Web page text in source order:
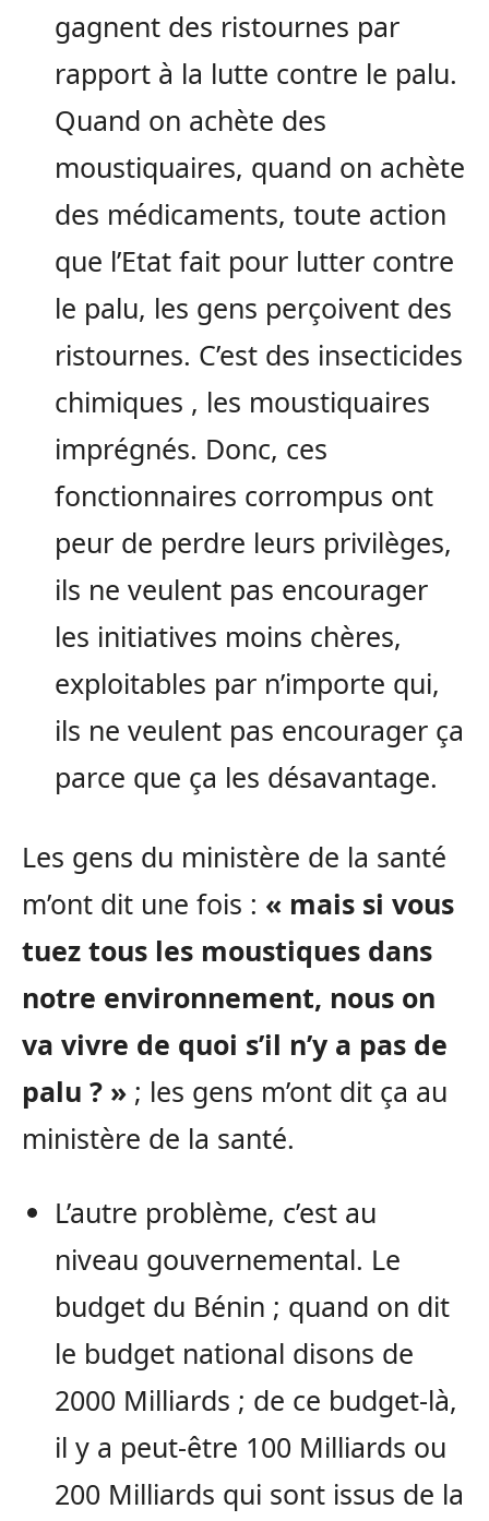
gagnent des ristournes par
rapport à la lutte contre le palu.
Quand on achète des
moustiquaires, quand on achète
des médicaments, toute action
que l’Etat fait pour lutter contre
le palu, les gens perçoivent des
ristournes. C’est des insecticides
chimiques , les moustiquaires
imprégnés. Donc, ces
fonctionnaires corrompus ont
peur de perdre leurs privilèges,
ils ne veulent pas encourager
les initiatives moins chères,
exploitables par n’importe qui,
ils ne veulent pas encourager ça
parce que ça les désavantage.
Les gens du ministère de la santé
m’ont dit une fois : « mais si vous
tuez tous les moustiques dans
notre environnement, nous on
va vivre de quoi s’il n’y a pas de
palu ? » ; les gens m’ont dit ça au
ministère de la santé.
L’autre problème, c’est au
niveau gouvernemental. Le
budget du Bénin ; quand on dit
le budget national disons de
2000 Milliards ; de ce budget-là,
il y a peut-être 100 Milliards ou
200 Milliards qui sont issus de la